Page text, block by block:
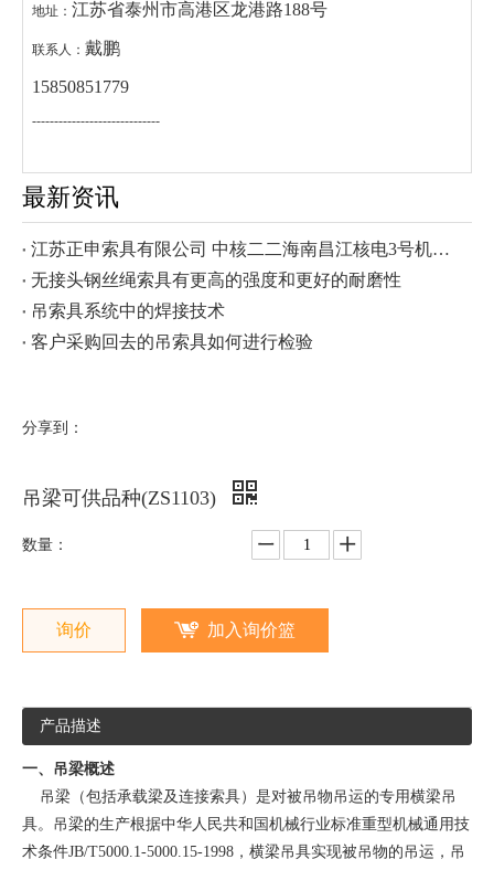
地址： 江苏省泰州市高港区龙港路188号
联系人： 戴鹏
15850851779
-----------------------------
最新资讯
江苏正申索具有限公司 中核二二海南昌江核电3号机组钢衬里模块一成功吊装
无接头钢丝绳索具有更高的强度和更好的耐磨性
吊索具系统中的焊接技术
客户采购回去的吊索具如何进行检验
分享到：
吊梁可供品种(ZS1103)
数量：
询价 加入询价篮
产品描述
一、吊梁概述
吊梁（包括承载梁及连接索具）是对被吊物吊运的专用横梁吊
具。吊梁的生产根据中华人民共和国机械行业标准重型机械通用技
术条件JB/T5000.1-5000.15-1998，横梁吊具实现被吊物的吊运，吊